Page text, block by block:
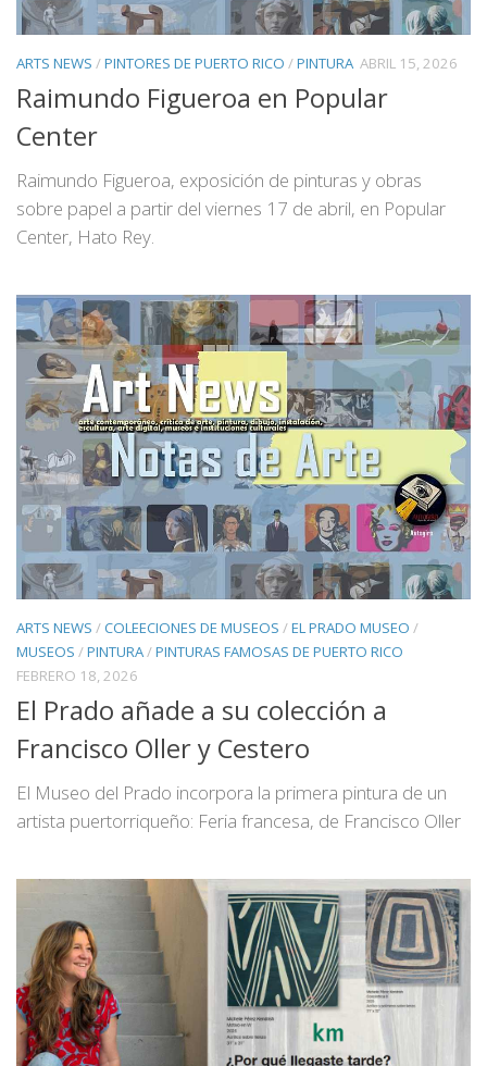
ARTS NEWS /PINTORES DE PUERTO RICO /PINTURA ABRIL 15, 2026
Raimundo Figueroa en Popular
Center
Raimundo Figueroa, exposición de pinturas y obras
sobre papel a partir del viernes 17 de abril, en Popular
Center, Hato Rey.
ARTS NEWS /COLEECIONES DE MUSEOS /EL PRADO MUSEO /
MUSEOS /PINTURA/PINTURAS FAMOSAS DE PUERTO RICO
FEBRERO 18, 2026
El Prado añade a su colección a
Francisco Oller y Cestero
El Museo del Prado incorpora la primera pintura de un
artista puertorriqueño: Feria francesa, de Francisco Oller